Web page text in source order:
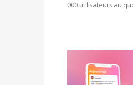
000 utilisateurs au